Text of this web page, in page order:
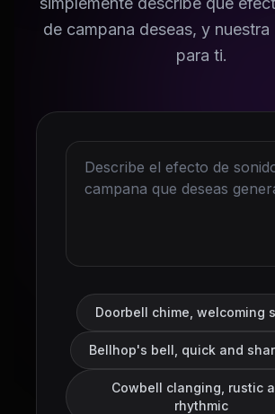
de campana deseas, y nuestra
para ti.
Doorbell chime, welcoming
Bellhop's bell, quick and
Cowbell clanging, rustic
rhythmic